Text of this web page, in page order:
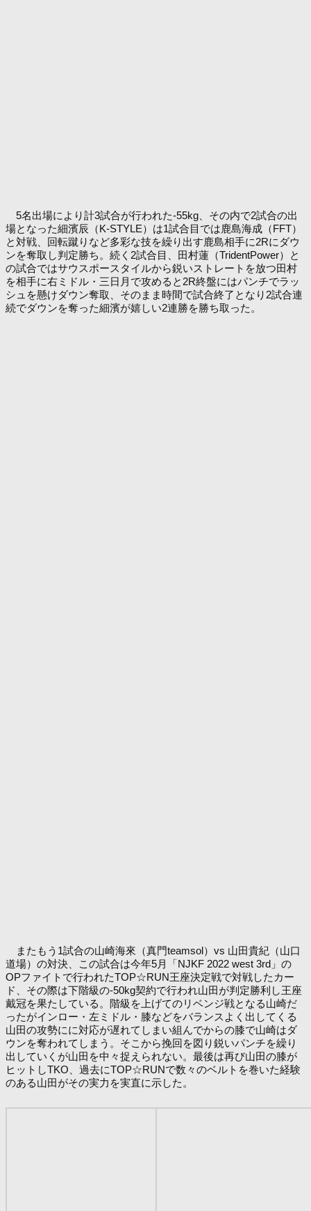
5名出場により計3試合が行われた-55kg、その内で2試合の出
場となった細濱辰（K-STYLE）は1試合目では鹿島海成（FFT）
と対戦、回転蹴りなど多彩な技を繰り出す鹿島相手に2Rにダウ
ンを奪取し判定勝ち。続く2試合目、田村蓮（TridentPower）と
の試合ではサウスポースタイルから鋭いストレートを放つ田村
を相手に右ミドル・三日月で攻めると2R終盤にはパンチでラッ
シュを懸けダウン奪取、そのまま時間で試合終了となり2試合連
続でダウンを奪った細濱が嬉しい2連勝を勝ち取った。
またもう1試合の山崎海來（真門teamsol）vs 山田貴紀（山口
道場）の対決、この試合は今年5月「NJKF 2022 west 3rd」の
OPファイトで行われたTOP☆RUN王座決定戦で対戦したカー
ド、その際は下階級の-50kg契約で行われ山田が判定勝利し王座
戴冠を果たしている。階級を上げてのリベンジ戦となる山崎だ
ったがインロー・左ミドル・膝などをバランスよく出してくる
山田の攻勢にに対応が遅れてしまい組んでからの膝で山崎はダ
ウンを奪われてしまう。そこから挽回を図り鋭いパンチを繰り
出していくが山田を中々捉えられない。最後は再び山田の膝が
ヒットしTKO、過去にTOP☆RUNで数々のベルトを巻いた経験
のある山田がその実力を実直に示した。